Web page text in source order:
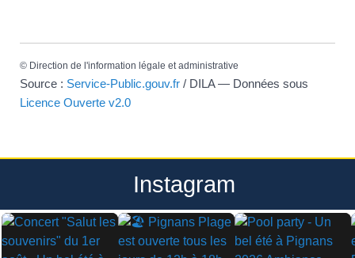
© Direction de l'information légale et administrative
Source : Service-Public.gouv.fr / DILA — Données sous
Licence Ouverte v2.0
Instagram